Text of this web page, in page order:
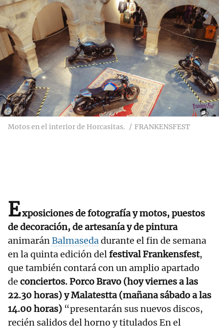
Motos en el interior de Horcasitas. FRANKENSFEST
Exposiciones de fotografía y motos, puestos
de decoración, de artesanía y de pintura
animaránBalmasedadurante el fin de semana
en la quinta edición delfestival Frankensfest,
que también contará con un amplio apartado
de conciertos. Porco Bravo (hoy viernes a las
22.30 horas) y Malatestta (mañana sábado a las
14.00 horas) “presentarán sus nuevos discos,
recién salidos del horno y titulados En el